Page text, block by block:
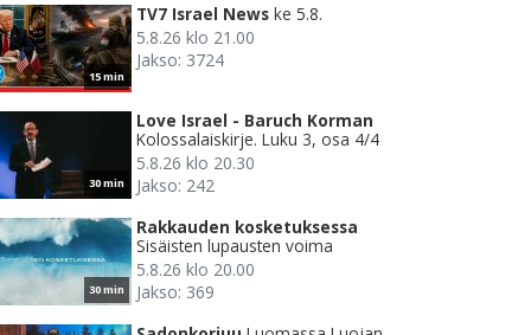
15 min
TV7 Israel News ke 5.8.
5.8.26 klo 21.00
Jakso: 3724
30 min
Love Israel - Baruch Korman
Kolossalaiskirje. Luku 3, osa 4/4
5.8.26 klo 20.30
Jakso: 242
30 min
Rakkauden kosketuksessa
Sisäisten lupausten voima
5.8.26 klo 20.00
Jakso: 369